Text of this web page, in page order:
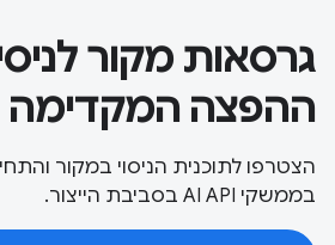
גרסאות מקור
ההפצה המקדימה
הצטרפו לתוכנית הניסוי במקור
בממשקי AI API בסביבת הייצור.